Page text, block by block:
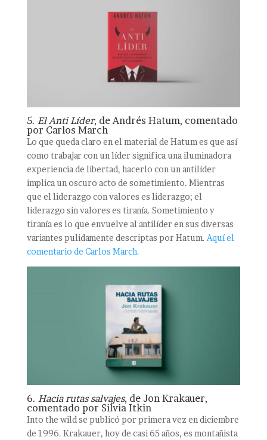
5. El Anti Líder, de Andrés Hatum, comentado
por Carlos March
Lo que queda claro en el material de Hatum es que así
como trabajar con un líder significa una iluminadora
experiencia de libertad, hacerlo con un antilíder
implica un oscuro acto de sometimiento. Mientras
que el liderazgo con valores es liderazgo; el
liderazgo sin valores es tiranía. Sometimiento y
tiranía es lo que envuelve al antilíder en sus diversas
variantes pulidamente descriptas por Hatum. Aquí el
comentario de Carlos March.
6. Hacia rutas salvajes, de Jon Krakauer,
comentado por Silvia Itkin
Into the wild se publicó por primera vez en diciembre
de 1996. Krakauer, hoy de casi 65 años, es montañista